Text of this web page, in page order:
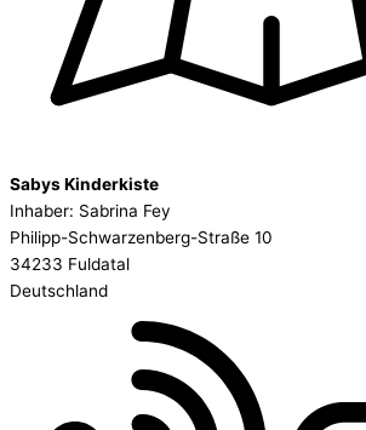
Sabys Kinderkiste
Inhaber: Sabrina Fey
Philipp-Schwarzenberg-Straße 10
34233 Fuldatal
Deutschland